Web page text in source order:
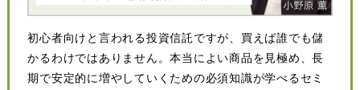
初心者向けと言われる投資信託ですが、買えば誰でも儲
かるわけではありません。本当によい商品を見極め、長
期で安定的に増やしていくための必須知識が学べるセミ